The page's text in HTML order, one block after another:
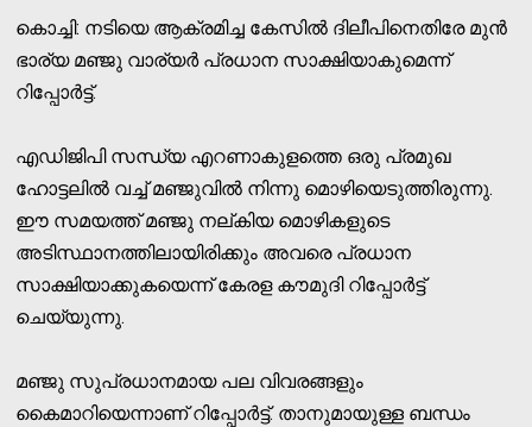
കൊച്ചി: നടിയെ ആക്രമിച്ച കേസില്‍ ദിലീപിനെതിരേ മുന്‍
ഭാര്യ മഞ്ജു വാര്യര്‍ പ്രധാന സാക്ഷിയാകുമെന്ന്
റിപ്പോര്‍ട്ട്.
എഡിജിപി സന്ധ്യ എറണാകുളത്തെ ഒരു പ്രമുഖ
ഹോട്ടലില്‍ വച്ച് മഞ്ജുവില്‍ നിന്നു മൊഴിയെടുത്തിരുന്നു.
ഈ സമയത്ത് മഞ്ജു നല്കിയ മൊഴികളുടെ
അടിസ്ഥാനത്തിലായിരിക്കും അവരെ പ്രധാന
സാക്ഷിയാക്കുകയെന്ന് കേരള കൗമുദി റിപ്പോര്‍ട്ട്
ചെയ്യുന്നു.
മഞ്ജു സുപ്രധാനമായ പല വിവരങ്ങളും
കൈമാറിയെന്നാണ് റിപ്പോര്‍ട്ട്. താനുമായുള്ള ബന്ധം